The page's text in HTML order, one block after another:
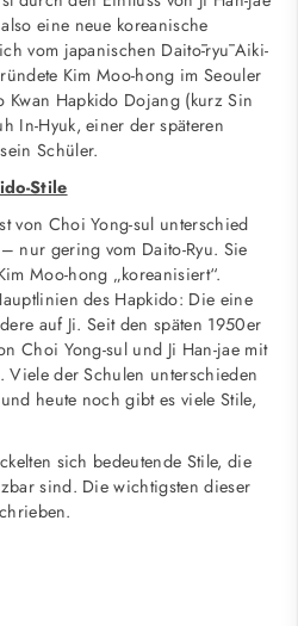
eine neue koreanische
vom japanischen Daitō-ryū Aiki-
Kim Moo-hong im Seouler
Kwan Hapkido Dojang (kurz Sin
In-Hyuk, einer der späteren
Schüler.
Stile
von Choi Yong-sul unterschied
nur gering vom Daito-Ryu. Sie
Moo-hong „koreanisiert“.
des Hapkido: Die eine
auf Ji. Seit den späten 1950er
Choi Yong-sul und Ji Han-jae mit
Viele der Schulen unterschieden
heute noch gibt es viele Stile,
sich bedeutende Stile, die
sind. Die wichtigsten dieser